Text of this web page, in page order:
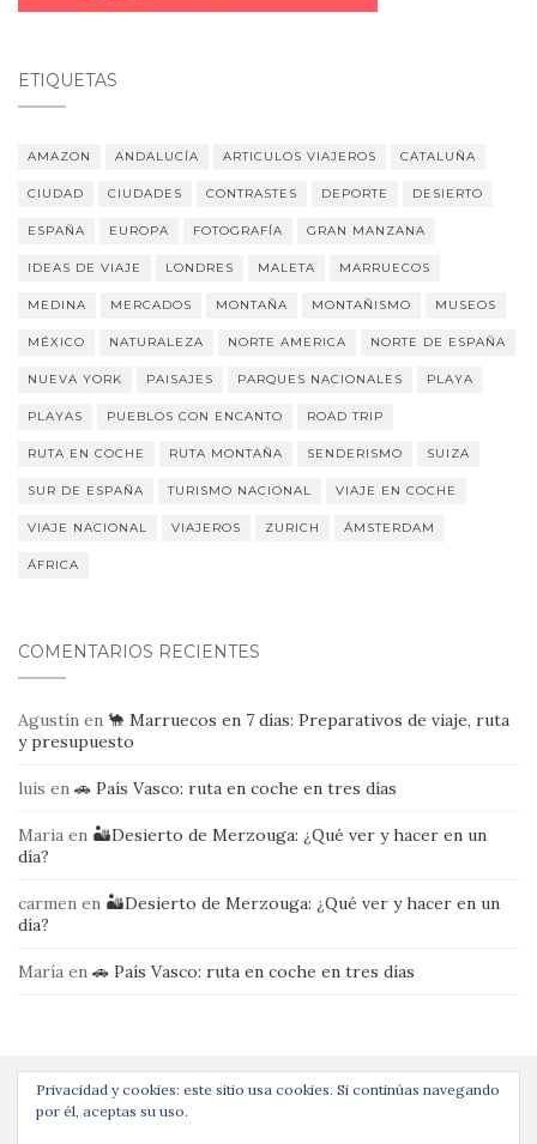
ETIQUETAS
AMAZON ANDALUCÍA ARTICULOS VIAJEROS CATALUÑA
CIUDAD CIUDADES CONTRASTES DEPORTE DESIERTO
ESPAÑA EUROPA FOTOGRAFÍA GRAN MANZANA
IDEAS DE VIAJE LONDRES MALETA MARRUECOS
MEDINA MERCADOS MONTAÑA MONTAÑISMO MUSEOS
MÉXICO NATURALEZA NORTE AMERICA NORTE DE ESPAÑA
NUEVA YORK PAISAJES PARQUES NACIONALES PLAYA
PLAYAS PUEBLOS CON ENCANTO ROAD TRIP
RUTA EN COCHE RUTA MONTAÑA SENDERISMO SUIZA
SUR DE ESPAÑA TURISMO NACIONAL VIAJE EN COCHE
VIAJE NACIONAL VIAJEROS ZURICH ÁMSTERDAM
ÁFRICA
COMENTARIOS RECIENTES
Agustín en 🐪 Marruecos en 7 días: Preparativos de viaje, ruta
y presupuesto
luis en 🚗 País Vasco: ruta en coche en tres días
Maria en 🏜️Desierto de Merzouga: ¿Qué ver y hacer en un
día?
carmen en 🏜️Desierto de Merzouga: ¿Qué ver y hacer en un
día?
María en 🚗 País Vasco: ruta en coche en tres días
Privacidad y cookies: este sitio usa cookies. Si continúas navegando
por él, aceptas su uso.